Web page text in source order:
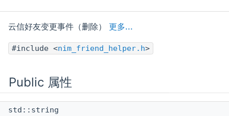
云信好友变更事件（删除） 更多...
#include <nim_friend_helper.h>
Public 属性
std::string